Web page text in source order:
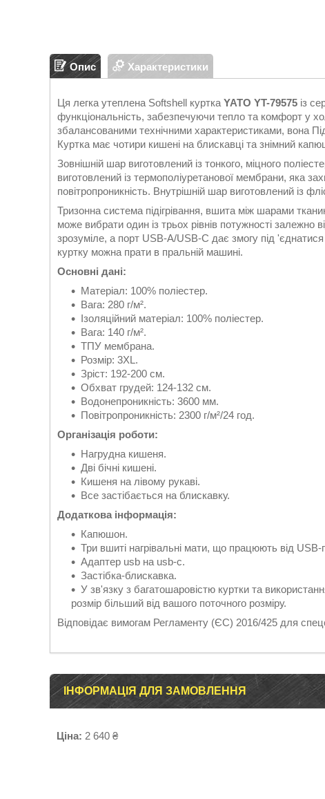
Опис Характеристики
Ця легка утеплена Softshell куртка YATO YT-79575 із
функціональність, забезпечуючи тепло та комфорт у
збалансованими технічними характеристиками, вона
Куртка має чотири кишені на блискавці та знімний
Зовнішній шар виготовлений із тонкого, міцного
виготовлений із термополіуретанової мембрани, яка
повітропроникність. Внутрішній шар виготовлений із
Тризонна система підігрівання, вшита між шарами
може вибрати один із трьох рівнів потужності залежно
зрозуміле, а порт USB-A/USB-C дає змогу під
куртку можна прати в пральній машині.
Основні дані:
Матеріал: 100% поліестер.
Вага: 280 г/м².
Ізоляційний матеріал: 100% поліестер.
Вага: 140 г/м².
ТПУ мембрана.
Розмір: 3XL.
Зріст: 192-200 см.
Обхват грудей: 124-132 см.
Водонепроникність: 3600 мм.
Повітропроникність: 2300 г/м²/24 год.
Організація роботи:
Нагрудна кишеня.
Дві бічні кишені.
Кишеня на лівому рукаві.
Все застібається на блискавку.
Додаткова інформація:
Капюшон.
Три вшиті нагрівальні мати, що працюють від USB-
Адаптер usb на usb-c.
Застібка-блискавка.
У зв'язку з багатошаровістю куртки та
розмір більший від вашого поточного розміру.
Відповідає вимогам Регламенту (ЄС) 2016/425 для
ІНФОРМАЦІЯ ДЛЯ ЗАМОВЛЕННЯ
Ціна: 2 640 ₴